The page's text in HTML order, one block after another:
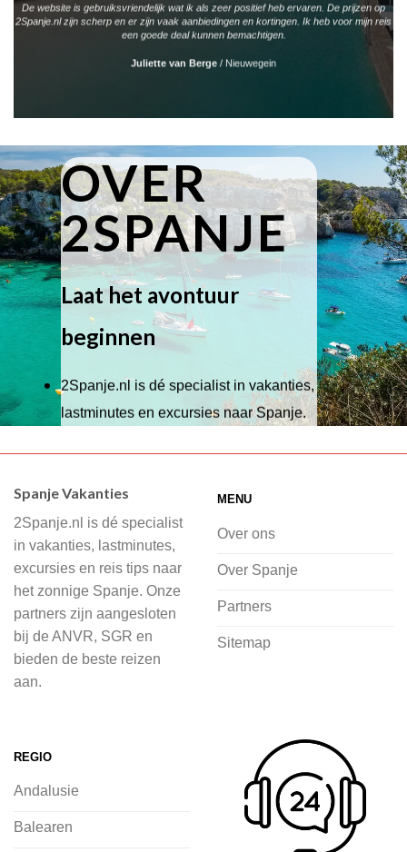
De website is gebruiksvriendelijk wat ik als zeer positief heb ervaren. De prijzen op
2Spanje.nl zijn scherp en er zijn vaak aanbiedingen en kortingen. Ik heb voor mijn reis
een goede deal kunnen bemachtigen.
Juliette van Berge / Nieuwegein
OVER
2SPANJE
Laat het avontuur
beginnen
2Spanje.nl is dé specialist in vakanties,
lastminutes en excursies naar Spanje.
Wij hebben een breed scala aan
of je nu wilt relaxen op het strand,
cultuur wilt ontdekken of avontuur zoekt
in de natuur.
Bij 2Spanje.nl begint de voorpret al
voordat je het vliegtuig instapt, door
inspiratie op te doen over dit zonnige
vliegvakantie zoeken en boeken bij
2Spanje.nl, met een team dat altijd
klaarstaat om eventuele vragen te
beantwoorden en ervoor te zorgen dat
Spanje Vakanties
2Spanje.nl is dé specialist
in vakanties, lastminutes,
excursies en reis tips naar
het zonnige Spanje. Onze
partners zijn aangesloten
bij de ANVR, SGR en
bieden de beste reizen
aan.
MENU
Over ons
Over Spanje
Partners
Sitemap
REGIO
Andalusie
Balearen